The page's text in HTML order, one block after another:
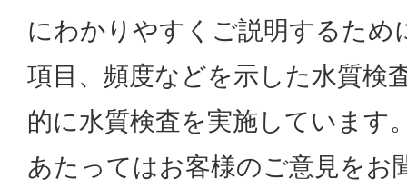
にわかりやすくご説明するため
項目、頻度などを示した水質検
的に水質検査を実施しています
あたってはお客様のご意見をお